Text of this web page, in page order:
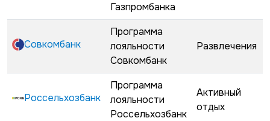
Газпромбанка
Совкомбанк
Программа
лояльности
Совкомбанк
Развлечения
Россельхозбанк
Программа
лояльности
Россельхозбанк
Активный
отдых